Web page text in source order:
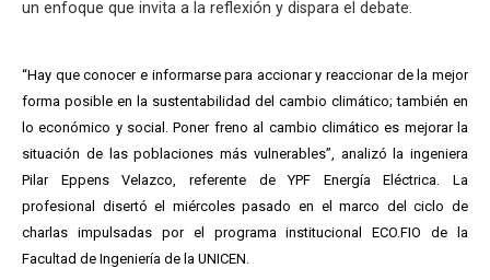
un enfoque que invita a la reflexión y dispara el debate.
“Hay que conocer e informarse para accionar y reaccionar de la mejor
forma posible en la sustentabilidad del cambio climático; también en
lo económico y social. Poner freno al cambio climático es mejorar la
situación de las poblaciones más vulnerables”, analizó la ingeniera
Pilar Eppens Velazco, referente de YPF Energía Eléctrica. La
profesional disertó el miércoles pasado en el marco del ciclo de
charlas impulsadas por el programa institucional ECO.FIO de la
Facultad de Ingeniería de la UNICEN.